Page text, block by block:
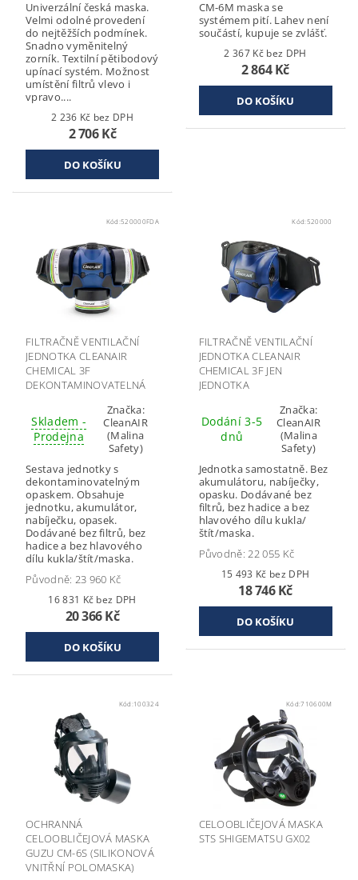
Univerzální česká maska.
Velmi odolné provedení
do nejtěžších podmínek.
Snadno vyměnitelný
zorník. Textilní pětibodový
upínací systém. Možnost
umístění filtrů vlevo i
vpravo....
2 236 Kč bez DPH
2 706 Kč
CM-6M maska se
systémem pití. Lahev není
součástí, kupuje se zvlášť.
2 367 Kč bez DPH
2 864 Kč
Kód:520000FDA
FILTRAČNĚ VENTILAČNÍ
JEDNOTKA CLEANAIR
CHEMICAL 3F
DEKONTAMINOVATELNÁ
Skladem -
Prodejna
Značka:
CleanAIR
(Malina
Safety)
Sestava jednotky s
dekontaminovatelným
opaskem. Obsahuje
jednotku, akumulátor,
nabíječku, opasek.
Dodávané bez filtrů, bez
hadice a bez hlavového
dílu kukla/štít/maska.
Původně: 23 960 Kč
16 831 Kč bez DPH
20 366 Kč
Kód: 520000
FILTRAČNĚ VENTILAČNÍ
JEDNOTKA CLEANAIR
CHEMICAL 3F JEN
JEDNOTKA
Dodání 3-5
dnů
Značka:
CleanAIR
(Malina
Safety)
Jednotka samostatně. Bez
akumulátoru, nabíječky,
opasku. Dodávané bez
filtrů, bez hadice a bez
hlavového dílu kukla/
štít/maska.
Původně:22 055 Kč
15 493 Kč bez DPH
18 746 Kč
Kód:100324
OCHRANNÁ
CELOOBLIČEJOVÁ MASKA
GUZU CM-6S (SILIKONOVÁ
VNITŘNÍ POLOMASKA)
Kód:710600M
CELOOBLIČEJOVÁ MASKA
STS SHIGEMATSU GX02